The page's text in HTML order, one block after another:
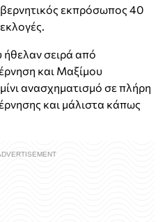
εκπρόσωπος 40
ήθελαν σειρά από
και Μαξίμου
ανασχηματισμό σε πλήρη
και μάλιστα κάπως